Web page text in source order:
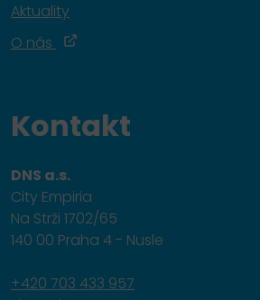
Aktuality
O nás
Kontakt
DNS a.s.
City Empiria
Na Strži 1702/65
140 00 Praha 4 - Nusle
+420 703 433 957